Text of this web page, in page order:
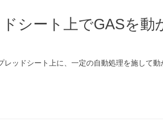
シート上でGASを
ッドシート上に、一定の自動処理を施して